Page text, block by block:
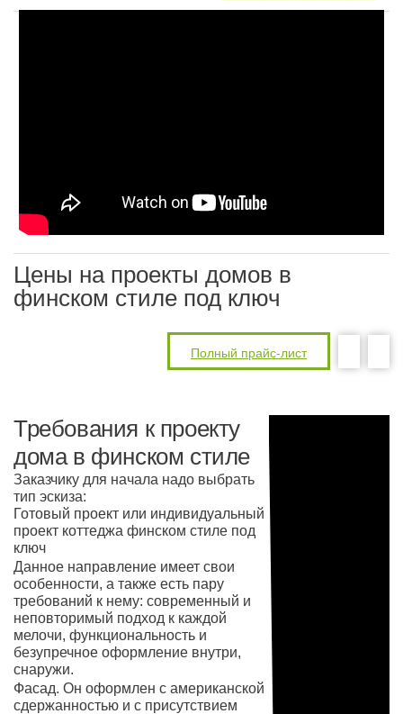
Цены на проекты домов в
финском стиле под ключ
Полный прайс-лист
Требования к проекту
дома в финском стиле
Заказчику для начала надо выбрать
тип эскиза:
Готовый проект или индивидуальный
проект коттеджа финском стиле под
ключ
Данное направление имеет свои
особенности, а также есть пару
требований к нему: современный и
неповторимый подход к каждой
мелочи, функциональность и
безупречное оформление внутри,
снаружи.
Фасад. Он оформлен с американской
сдержанностью и с присутствием